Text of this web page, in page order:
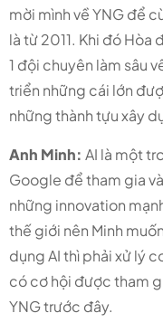
mời mình về YNG để
là từ 2011. Khi đó Hòa
1 đội chuyên làm sâu
triển những cái lớn
những thành tựu xây
Anh Minh: AI là một
Google để tham gia
những innovation
thế giới nên Minh
dụng AI thì phải xử lý
có cơ hội được tham
YNG trước đây.